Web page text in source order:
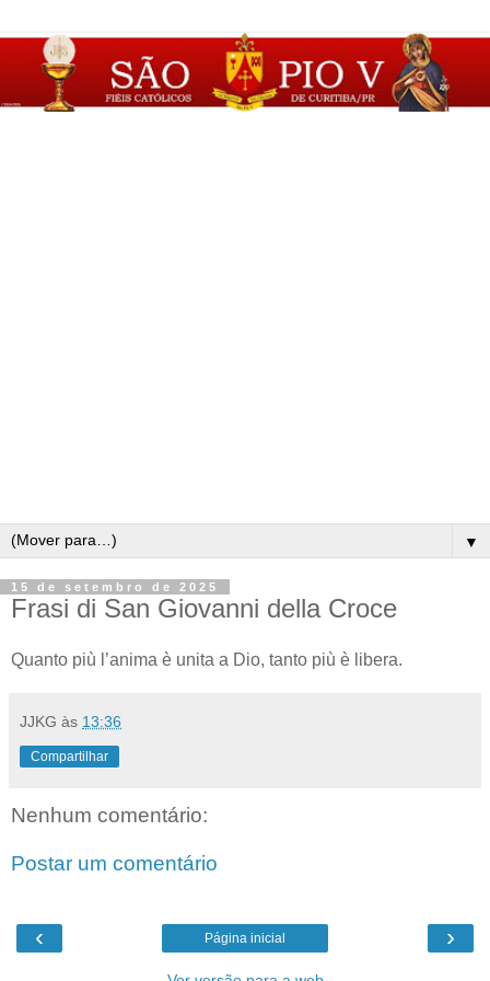
▼
15 de setembro de 2025
Frasi di San Giovanni della Croce
Quanto più l’anima è unita a Dio, tanto più è libera.
JJKG às 13:36
Compartilhar
Nenhum comentário:
Postar um comentário
‹ ›
Página inicial